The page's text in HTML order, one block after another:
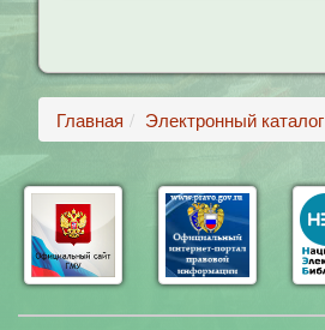
Главная Электронный каталог